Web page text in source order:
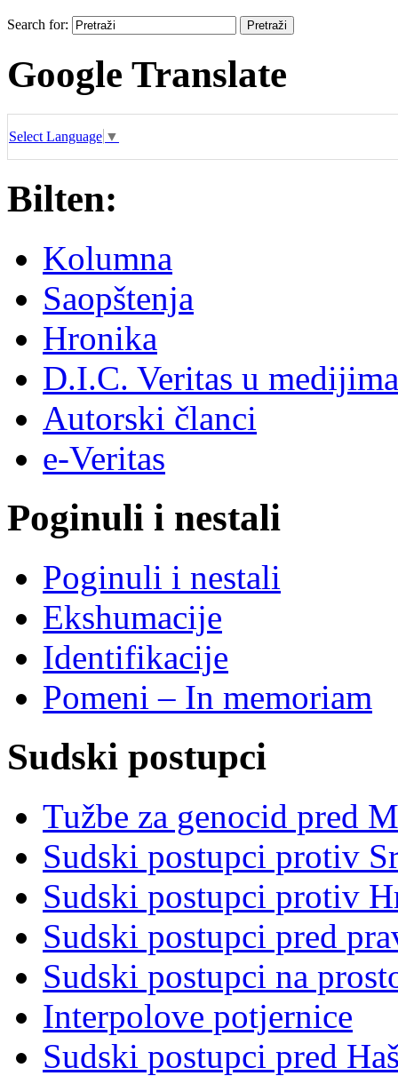
Search for:
Google Translate
Select Language ▼
Bilten:
Kolumna
Saopštenja
Hronika
D.I.C. Veritas u medijima
Autorski članci
e-Veritas
Poginuli i nestali
Poginuli i nestali
Ekshumacije
Identifikacije
Pomeni – In memoriam
Sudski postupci
Tužbe za genocid pred
Sudski postupci protiv
Sudski postupci protiv
Sudski postupci pred
Sudski postupci na
Interpolove potjernice
Sudski postupci pred